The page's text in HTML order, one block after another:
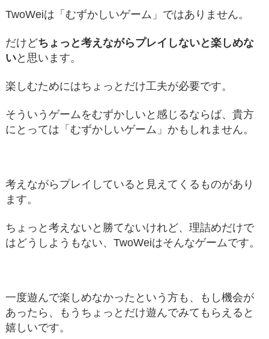
TwoWeiは「むずかしいゲーム」ではありません。
だけどちょっと考えながらプレイしないと楽しめな
いと思います。
楽しむためにはちょっとだけ工夫が必要です。
そういうゲームをむずかしいと感じるならば、貴方
にとっては「むずかしいゲーム」かもしれません。
考えながらプレイしていると見えてくるものがあり
ます。
ちょっと考えないと勝てないけれど、理詰めだけで
はどうしようもない、TwoWeiはそんなゲームです。
一度遊んで楽しめなかったという方も、もし機会が
あったら、もうちょっとだけ遊んでみてもらえると
嬉しいです。